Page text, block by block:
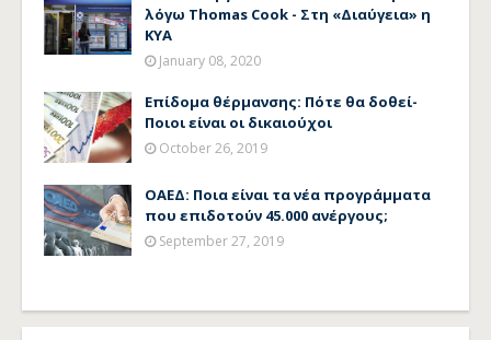
λόγω Thomas Cook - Στη «Διαύγεια» η
ΚΥΑ
January 08, 2020
Επίδομα θέρμανσης: Πότε θα δοθεί-
Ποιοι είναι οι δικαιούχοι
October 26, 2019
ΟΑΕΔ: Ποια είναι τα νέα προγράμματα
που επιδοτούν 45.000 ανέργους;
September 27, 2019